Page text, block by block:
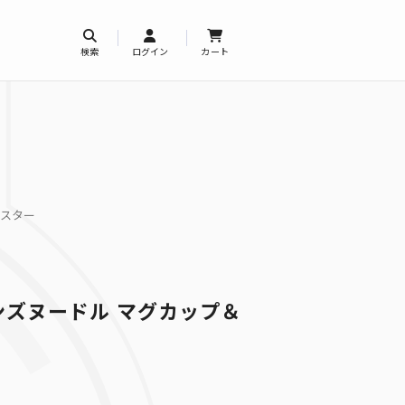
検索 ログイン カート
ター
ヌードル マグカップ＆